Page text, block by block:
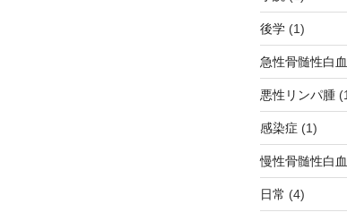
後学(1)
急性骨髄性白
悪性リンパ腫
感染症 (1)
慢性骨髄性白
日常 (4)